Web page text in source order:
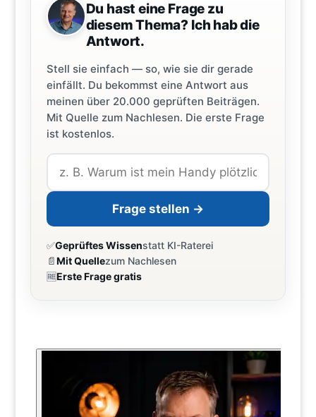
Du hast eine Frage zu
diesem Thema? Ich hab die
Antwort.
Stell sie einfach — so, wie sie dir gerade
einfällt. Du bekommst eine Antwort aus
meinen über 20.000 geprüften Beiträgen.
Mit Quelle zum Nachlesen. Die erste Frage
ist kostenlos.
Frage stellen →
✅Geprüftes Wissenstatt KI-Raterei
📄Mit Quellezum Nachlesen
🆓Erste Frage gratis